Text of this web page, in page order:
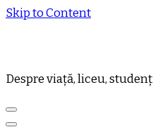
Skip to Content
Despre viață, liceu,